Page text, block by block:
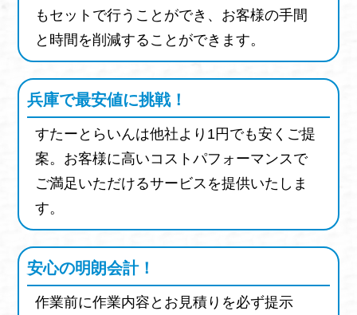
パイプハンガー 姿見 ウッドカーペット
傘立て パソコンラック
オープンラック
サイドボード チェスト コンバイン
トラクター ハーベスター
チャイルドシート ベビーカー 一輪車
ベビーベット ベビー布団 知育グッズ
田植機 草刈機 芝刈機 刈払機 運搬車
トレーラー
乾燥機 農用シート 防除ネット
ハウスパイプ 温室
高圧洗浄機 エアロバイク ルームランナー
もセットで行うことができ、お客様の手間
と時間を削減することができます。
兵庫で最安値に挑戦！
すたーとらいんは他社より1円でも安くご提
案。お客様に高いコストパフォーマンスで
ご満足いただけるサービスを提供いたしま
す。
安心の明朗会計！
作業前に作業内容とお見積りを必ず提示